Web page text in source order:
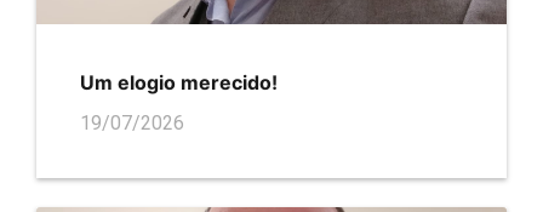
Um elogio merecido!
19/07/2026